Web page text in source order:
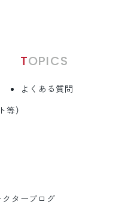
等）
TOPICS
よくある質問
クターブログ